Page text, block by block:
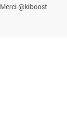
Merci @kiboost